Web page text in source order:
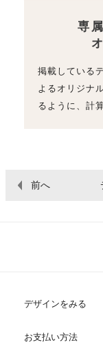
専
掲載している
よるオリジナ
るように、計
前へ
デザインをみる
お支払い方法